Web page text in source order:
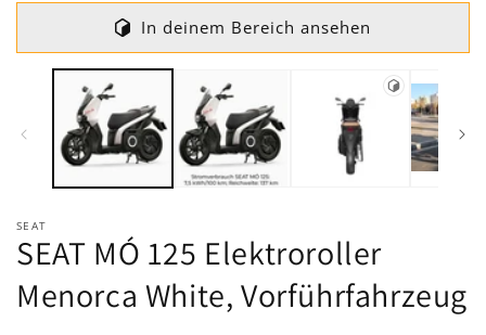
In deinem Bereich ansehen
SEAT
SEAT MÓ 125 Elektroroller
Menorca White, Vorführfahrzeug